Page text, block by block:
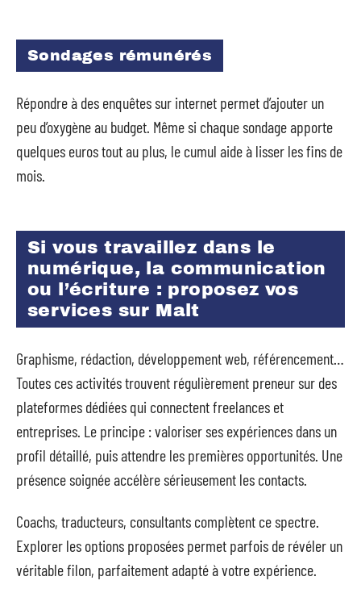
Sondages rémunérés
Répondre à des enquêtes sur internet permet d’ajouter un
peu d’oxygène au budget. Même si chaque sondage apporte
quelques euros tout au plus, le cumul aide à lisser les fins de
mois.
Si vous travaillez dans le
numérique, la communication
ou l’écriture : proposez vos
services sur Malt
Graphisme, rédaction, développement web, référencement…
Toutes ces activités trouvent régulièrement preneur sur des
plateformes dédiées qui connectent freelances et
entreprises. Le principe : valoriser ses expériences dans un
profil détaillé, puis attendre les premières opportunités. Une
présence soignée accélère sérieusement les contacts.
Coachs, traducteurs, consultants complètent ce spectre.
Explorer les options proposées permet parfois de révéler un
véritable filon, parfaitement adapté à votre expérience.